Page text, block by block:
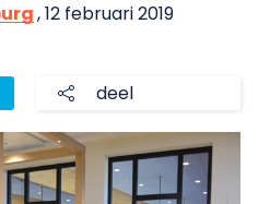
, 12 februari 2019
deel